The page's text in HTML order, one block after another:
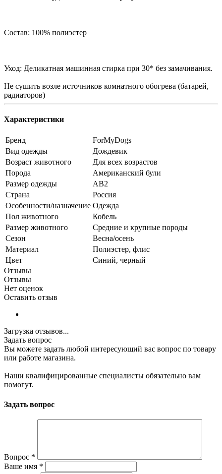
Состав: 100% полиэстер
Уход: Деликатная машинная стирка при 30* без замачивания.
Не сушить возле источников комнатного обогрева (батарей,
радиаторов)
Характеристики
Бренд
ForMyDogs
Вид одежды
Дождевик
Возраст животного
Для всех возрастов
Порода
Американский були
Размер одежды
AB2
Страна
Россия
Особенности/назначение Одежда
Пол животного
Кобель
Размер животного
Средние и крупные породы
Сезон
Весна/осень
Материал
Полиэстер, флис
Цвет
Синий, черный
Отзывы
Отзывы
Нет оценок
Оставить отзыв
Загрузка отзывов...
Задать вопрос
Вы можете задать любой интересующий вас вопрос по товару
или работе магазина.
Наши квалифицированные специалисты обязательно вам
помогут.
Задать вопрос
Вопрос *
Ваше имя *